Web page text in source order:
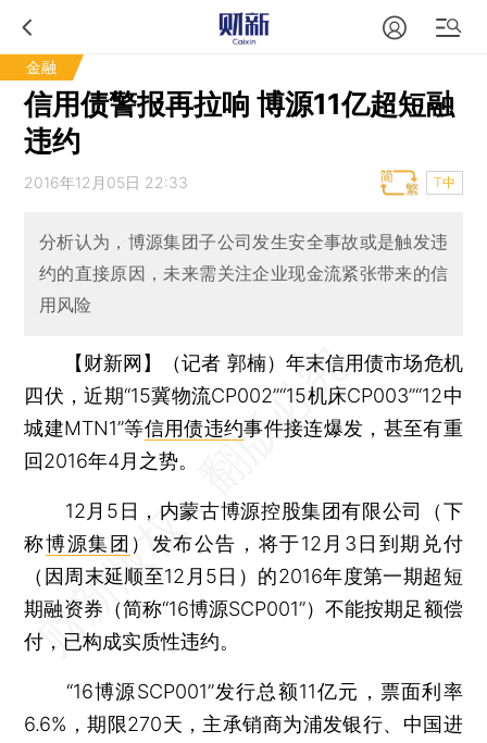
金融
信用债警报再拉响 博源11亿超短融
违约
2016年12月05日 22:33 T中
分析认为，博源集团子公司发生安全事故或是触发违
约的直接原因，未来需关注企业现金流紧张带来的信
用风险
【财新网】（记者 郭楠） 年末信用债市场危机
四伏，近期“15冀物流CP002”“15机床CP003”“12中
城建MTN1”等信用债违约事件接连爆发，甚至有重
回2016年4月之势。
12月5日，内蒙古博源控股集团有限公司（下
称博源集团 ）发布公告，将于12月3日到期兑付
（因周末延顺至12月5日）的2016年度第一期超短
期融资券（简称“16博源SCP001”）不能按期足额偿
付，已构成实质性违约。
“16博源SCP001”发行总额11亿元，票面利率
6.6%，期限270天，主承销商为浦发银行、中国进